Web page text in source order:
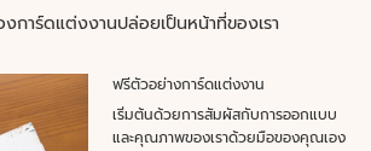
งการ์ดแต่งงานปล่อยเป็นหน้าที่ของเรา
ฟรีตัวอย่างการ์ดแต่งงาน
เริ่มต้นด้วยการสัมผัสกับการออกแบบ
และคุณภาพของเราด้วยมือของคุณเอง